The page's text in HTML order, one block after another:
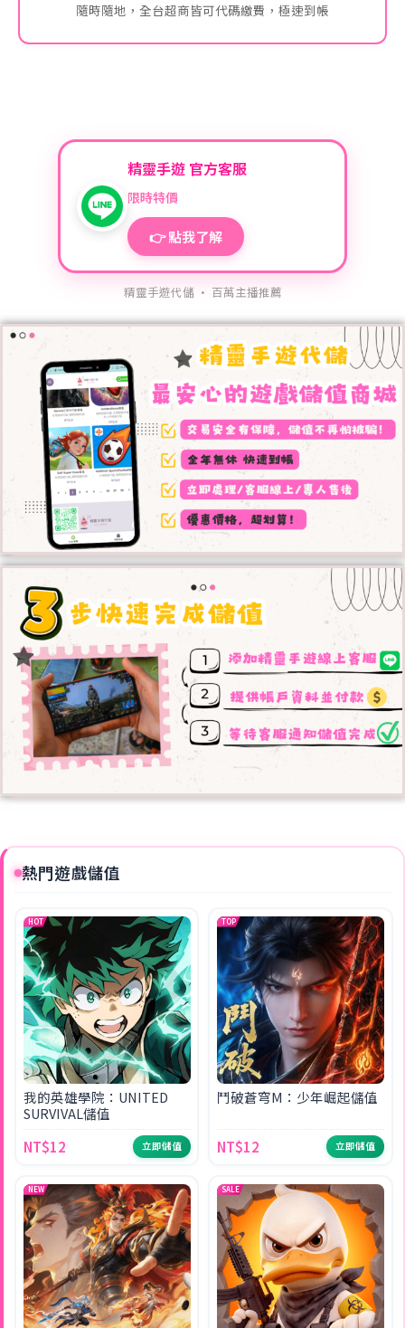
隨時隨地，全台超商皆可代碼繳費，極速到帳
精靈手遊 官方客服
限時特價
👉 點我了解
精靈手遊代儲 · 百萬主播推薦
熱門遊戲儲值
HOT
我的英雄學院：UNITED
SURVIVAL儲值
NT$12
立即儲值
TOP
鬥破蒼穹M：少年崛起儲值
NT$12 立即儲值
NEW SALE